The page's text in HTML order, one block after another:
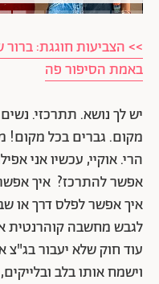
>> הצביעות חוגגת:
באמת הסיפור פה
יש לך נושא. תתרכזי.
מקום. גברים בכל מקום!
הרי. אוקיי, עכשיו אני
אפשר להתרכז? איך
איך אפשר לפלס דרך או
לגבש מחשבה קוהרנטית
עוד חוק שלא יעבור בג"צ
וישמח אותו בלב